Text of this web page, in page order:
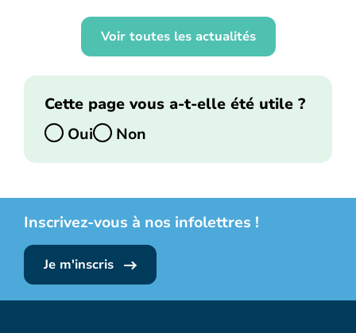
Voir toutes les actualités
Cette page vous a-t-elle été utile ?
Oui
Non
Inscrivez-vous à nos infolettres !
Je m'inscris